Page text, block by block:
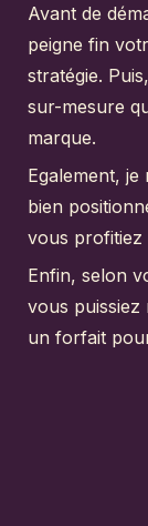
Avant de
peigne fin
stratégie.
sur-mesure
marque.
Egalement,
bien
vous profitiez
Enfin, selon
vous
un forfait